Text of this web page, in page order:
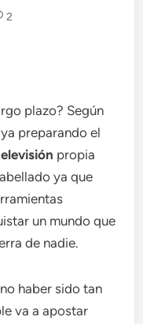
2
plazo? Según
preparando el
propia
ya que
un mundo que
de nadie.
haber sido tan
va a apostar